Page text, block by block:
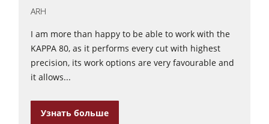
ARH
I am more than happy to be able to work with the
KAPPA 80, as it performs every cut with highest
precision, its work options are very favourable and
it allows...
Узнать больше